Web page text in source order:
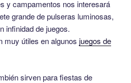
y campamentos nos interesará
grande de pulseras luminosas,
infinidad de juegos.
muy útiles en algunos juegos de
sirven para fiestas de